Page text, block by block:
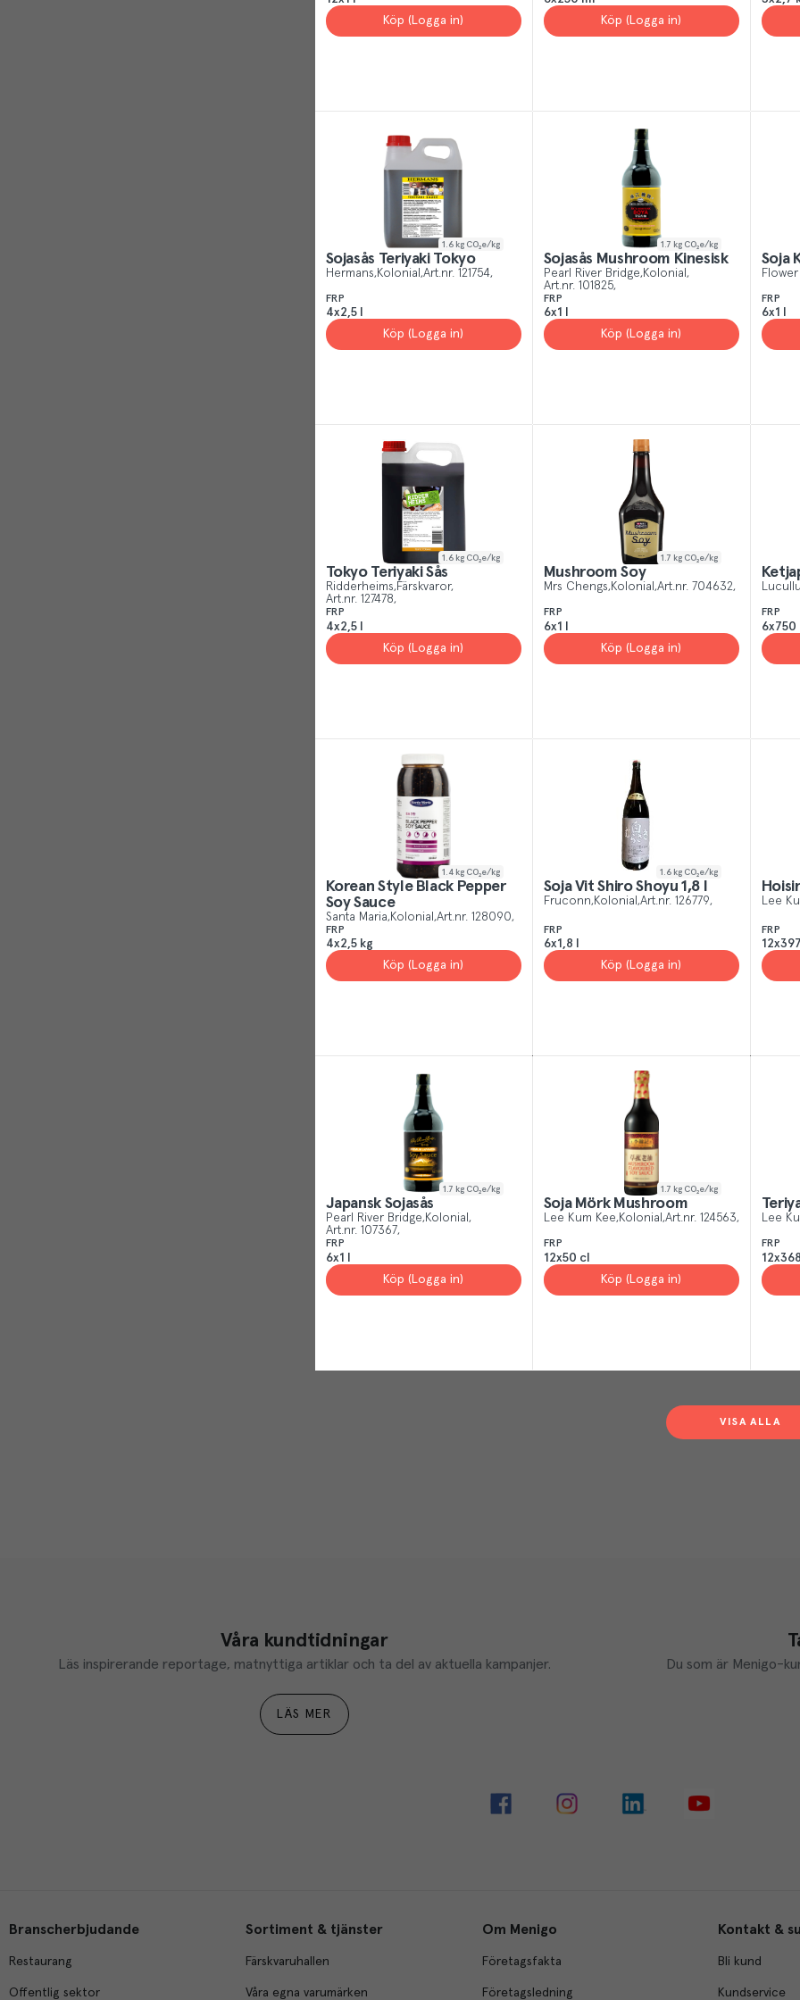
Köp (Logga in)
Köp (Logga in)
1.6 kg CO₂e/kg
Sojasås Teriyaki Tokyo
Hermans Kolonial Art.nr. 121754
FRP
4x2,5 l
Köp (Logga in)
1.7 kg CO₂e/kg
Sojasås Mushroom Kinesisk
Pearl River Bridge Kolonial
Art.nr. 101825
FRP
6x1 l
Köp (Logga in)
Soja
FRP
6x1 l
1.6 kg CO₂e/kg
Tokyo Teriyaki Sås
Ridderheims Färskvaror
Art.nr. 127478
FRP
4x2,5 l
Köp (Logga in)
1.7 kg CO₂e/kg
Mushroom Soy
Mrs Chengs Kolonial Art.nr. 704632
FRP
6x1 l
Köp (Logga in)
FRP
6x750
1.4 kg CO₂e/kg
Korean Style Black Pepper
Soy Sauce
Santa Maria Kolonial Art.nr. 128090
FRP
4x2,5 kg
Köp (Logga in)
1.6 kg CO₂e/kg
Soja Vit Shiro Shoyu 1,8 l
Fruconn Kolonial Art.nr. 126779
FRP
6x1,8 l
Köp (Logga in)
Lee
FRP
1.7 kg CO₂e/kg
Japansk Sojasås
Pearl River Bridge Kolonial
Art.nr. 107367
FRP
6x1 l
Köp (Logga in)
1.7 kg CO₂e/kg
Soja Mörk Mushroom
Lee Kum Kee Kolonial Art.nr. 124563
FRP
12x50 cl
Köp (Logga in)
Lee
FRP
VISA ALLA
Våra kundtidningar
Läs inspirerande reportage, matnyttiga artiklar och ta del av aktuella kampanjer.
LÄS MER
Du som är Menigo-
Branscherbjudande
Restaurang
Offentlig sektor
Sortiment & tjänster
Färskvaruhallen
Våra egna varumärken
Om Menigo
Företagsfakta
Företagsledning
Kontakt &
Bli kund
Kundservice
Yes, I
Reject All